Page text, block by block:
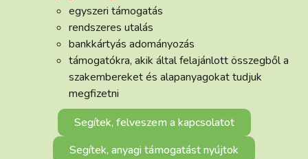
egyszeri támogatás
rendszeres utalás
bankkártyás adományozás
támogatókra, akik által felajánlott összegből a
szakembereket és alapanyagokat tudjuk
megfizetni
Segítek, felveszem a kapcsolatot
Segítek, anyagi támogatást nyújtok